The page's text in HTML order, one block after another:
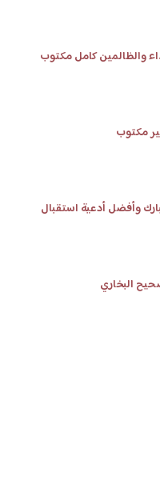
والظالمين كامل مكتوب
مكتوب
وأفضل أدعية استقبال
البخاري